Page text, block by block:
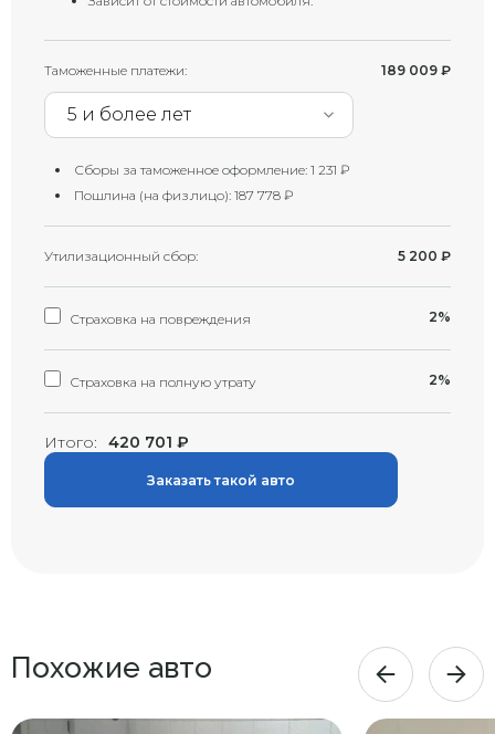
Таможенные платежи: 189 009 ₽
5 и более лет
Сборы за таможенное оформление: 1 231 ₽
Пошлина (на физ.лицо): 187 778 ₽
Утилизационный сбор: 5 200 ₽
Страховка на повреждения 2%
Страховка на полную утрату 2%
Итого: 420 701 ₽
Заказать такой авто
Похожие авто